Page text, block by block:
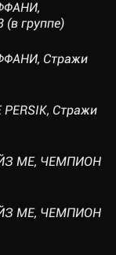
группе)
Стражи
PERSIK, Стражи
МЕ, ЧЕМПИОН
МЕ, ЧЕМПИОН